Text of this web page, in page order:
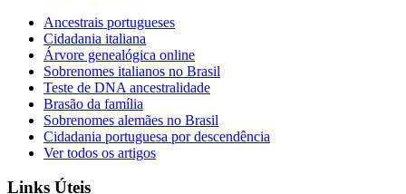
Ancestrais portugueses
Cidadania italiana
Árvore genealógica online
Sobrenomes italianos no Brasil
Teste de DNA ancestralidade
Brasão da família
Sobrenomes alemães no Brasil
Cidadania portuguesa por descendência
Ver todos os artigos
Links Úteis